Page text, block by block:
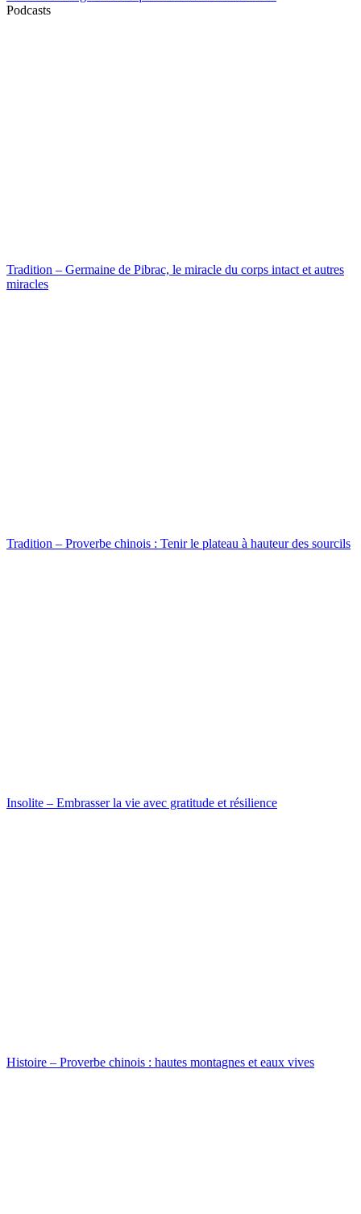
Podcasts
Tradition – Germaine de Pibrac, le miracle du corps intact et autres
miracles
Tradition – Proverbe chinois : Tenir le plateau à hauteur des sourcils
Insolite – Embrasser la vie avec gratitude et résilience
Histoire – Proverbe chinois : hautes montagnes et eaux vives